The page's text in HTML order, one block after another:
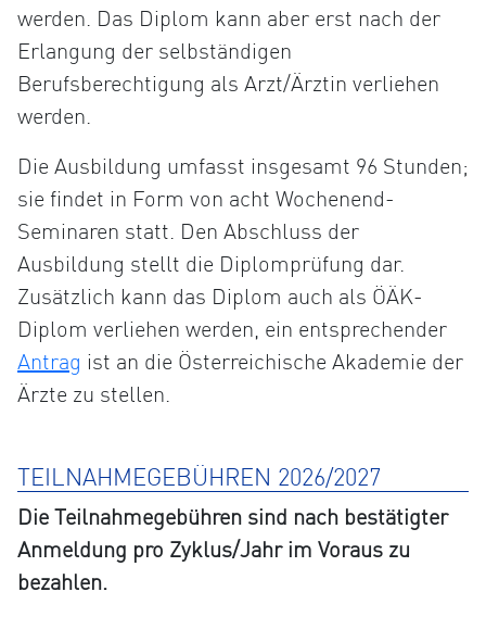
werden. Das Diplom kann aber erst nach der
Erlangung der selbständigen
Berufsberechtigung als Arzt/Ärztin verliehen
werden.
Die Ausbildung umfasst insgesamt 96 Stunden;
sie findet in Form von acht Wochenend-
Seminaren statt. Den Abschluss der
Ausbildung stellt die Diplomprüfung dar.
Zusätzlich kann das Diplom auch als ÖÄK-
Diplom verliehen werden, ein entsprechender
Antrag ist an die Österreichische Akademie der
Ärzte zu stellen.
TEILNAHMEGEBÜHREN 2026/2027
Die Teilnahmegebühren sind nach bestätigter
Anmeldung pro Zyklus/Jahr im Voraus zu
bezahlen.